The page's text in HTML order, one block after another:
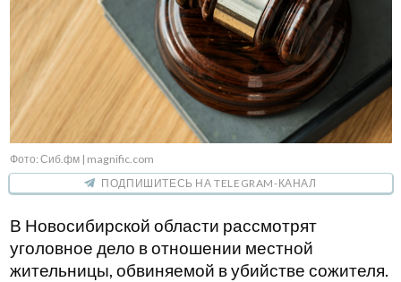
Фото: Сиб.фм | magnific.com
ПОДПИШИТЕСЬ НА TELEGRAM-КАНАЛ
В Новосибирской области рассмотрят
уголовное дело в отношении местной
жительницы, обвиняемой в убийстве сожителя.